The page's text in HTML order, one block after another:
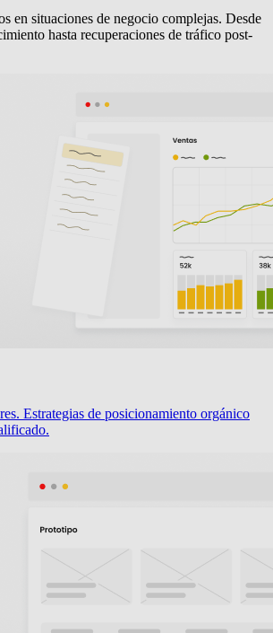
en situaciones de negocio complejas. Desde
hasta recuperaciones de tráfico post-
Estrategias de posicionamiento orgánico